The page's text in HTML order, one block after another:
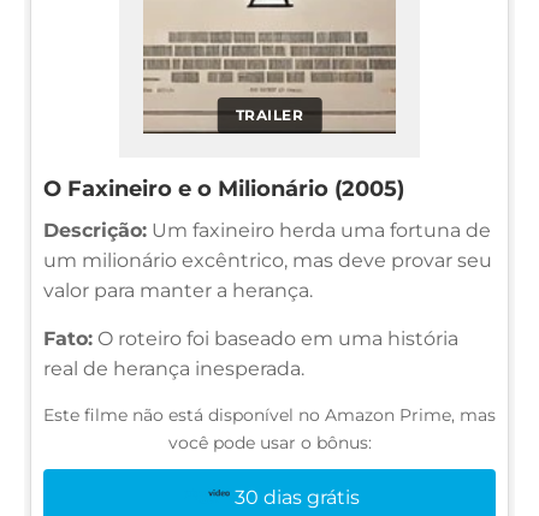
TRAILER
O Faxineiro e o Milionário (2005)
Descrição: Um faxineiro herda uma fortuna de
um milionário excêntrico, mas deve provar seu
valor para manter a herança.
Fato: O roteiro foi baseado em uma história
real de herança inesperada.
Este filme não está disponível no Amazon Prime, mas
você pode usar o bônus:
30 dias grátis